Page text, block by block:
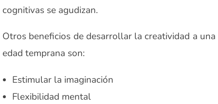
cognitivas se agudizan.
Otros beneficios de desarrollar la creatividad a una
edad temprana son:
Estimular la imaginación
Flexibilidad mental